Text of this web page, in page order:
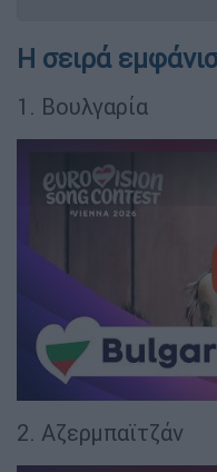
Η σειρά
1. Βουλγαρία
2. Αζερμπαϊτζάν